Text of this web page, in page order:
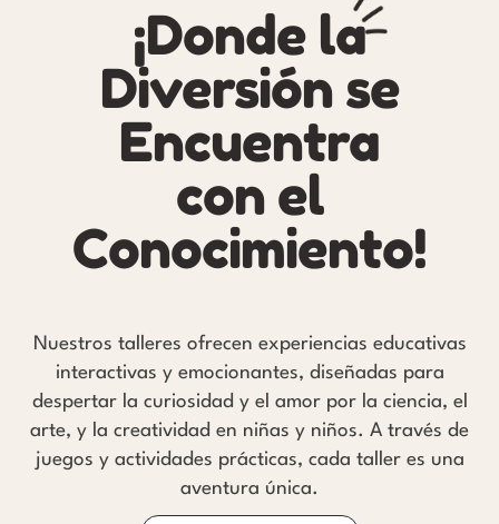
Geólogos por un Día
¡Donde la
Diversión se
Encuentra
con el
Conocimiento!
Nuestros talleres ofrecen experiencias educativas
interactivas y emocionantes, diseñadas para
despertar la curiosidad y el amor por la ciencia, el
arte, y la creatividad en niñas y niños. A través de
juegos y actividades prácticas, cada taller es una
aventura única.